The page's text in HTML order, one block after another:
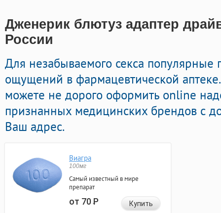
Дженерик блютуз адаптер
России
Для незабываемого секса
ощущений в фармацевтической
можете не дорого оформить online
признанных медицинских брендов с
Ваш адрес.
Виагра
100мг
Самый известный в мире
препарат
от 70Р Купить